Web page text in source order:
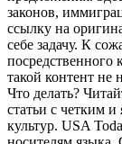
законов,
ссылку на
себе задачу. К
посредственного
такой контент
Что делать?
статьи с четким
культур. USA